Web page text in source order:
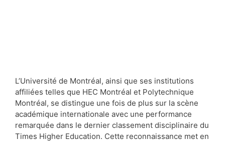
L’Université de Montréal, ainsi que ses institutions
affiliées telles que HEC Montréal et Polytechnique
Montréal, se distingue une fois de plus sur la scène
académique internationale avec une performance
remarquée dans le dernier classement disciplinaire du
Times Higher Education. Cette reconnaissance met en